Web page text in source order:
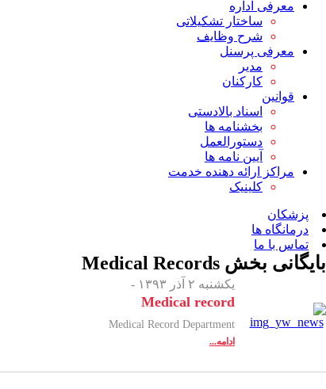
معرفی اداره
ساختار تشکیلاتی
شرح وظایف
معرفی پرسنل
مدیر
کارکنان
قوانین
اسناد بالادستی
بخشنامه ها
دستورالعمل
آیین نامه ها
مراکز ارائه دهنده خدمت
کلینیک
پزشکان
درمانگاه ها
تماس با ما
بایگانی بخش Medical Records
یکشنبه ۲ آذر ۱۳۹۳ -
Medical record
Medical Record Department
ادامه...